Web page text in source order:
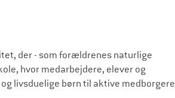
der - som forældrenes naturlige
hvor medarbejdere, elever og
livsduelige børn til aktive medborgere